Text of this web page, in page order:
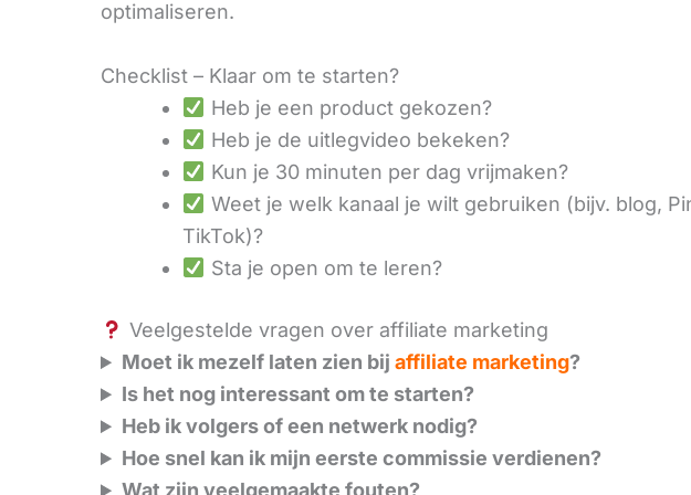
optimaliseren.
Checklist – Klaar om te starten?
Heb je een product gekozen?
Heb je de uitlegvideo bekeken?
Kun je 30 minuten per dag vrijmaken?
Weet je welk kanaal je wilt gebruiken (bijv. blog,
TikTok)?
Sta je open om te leren?
Veelgestelde vragen over affiliate marketing
Moet ik mezelf laten zien bijaffiliate marketing?
Is het nog interessant om te starten?
Heb ik volgers of een netwerk nodig?
Hoe snel kan ik mijn eerste commissie verdienen?
Wat zijn veelgemaakte fouten?